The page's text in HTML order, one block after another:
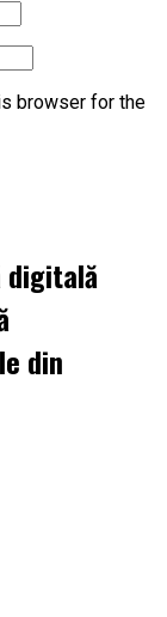
browser for the
digitală
din